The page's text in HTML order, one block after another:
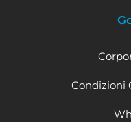
Condizioni